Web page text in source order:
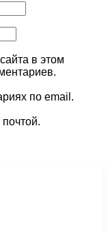
в этом
по email.